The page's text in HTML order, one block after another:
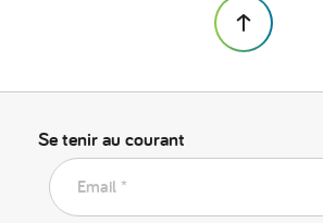
Se tenir au courant
Email *